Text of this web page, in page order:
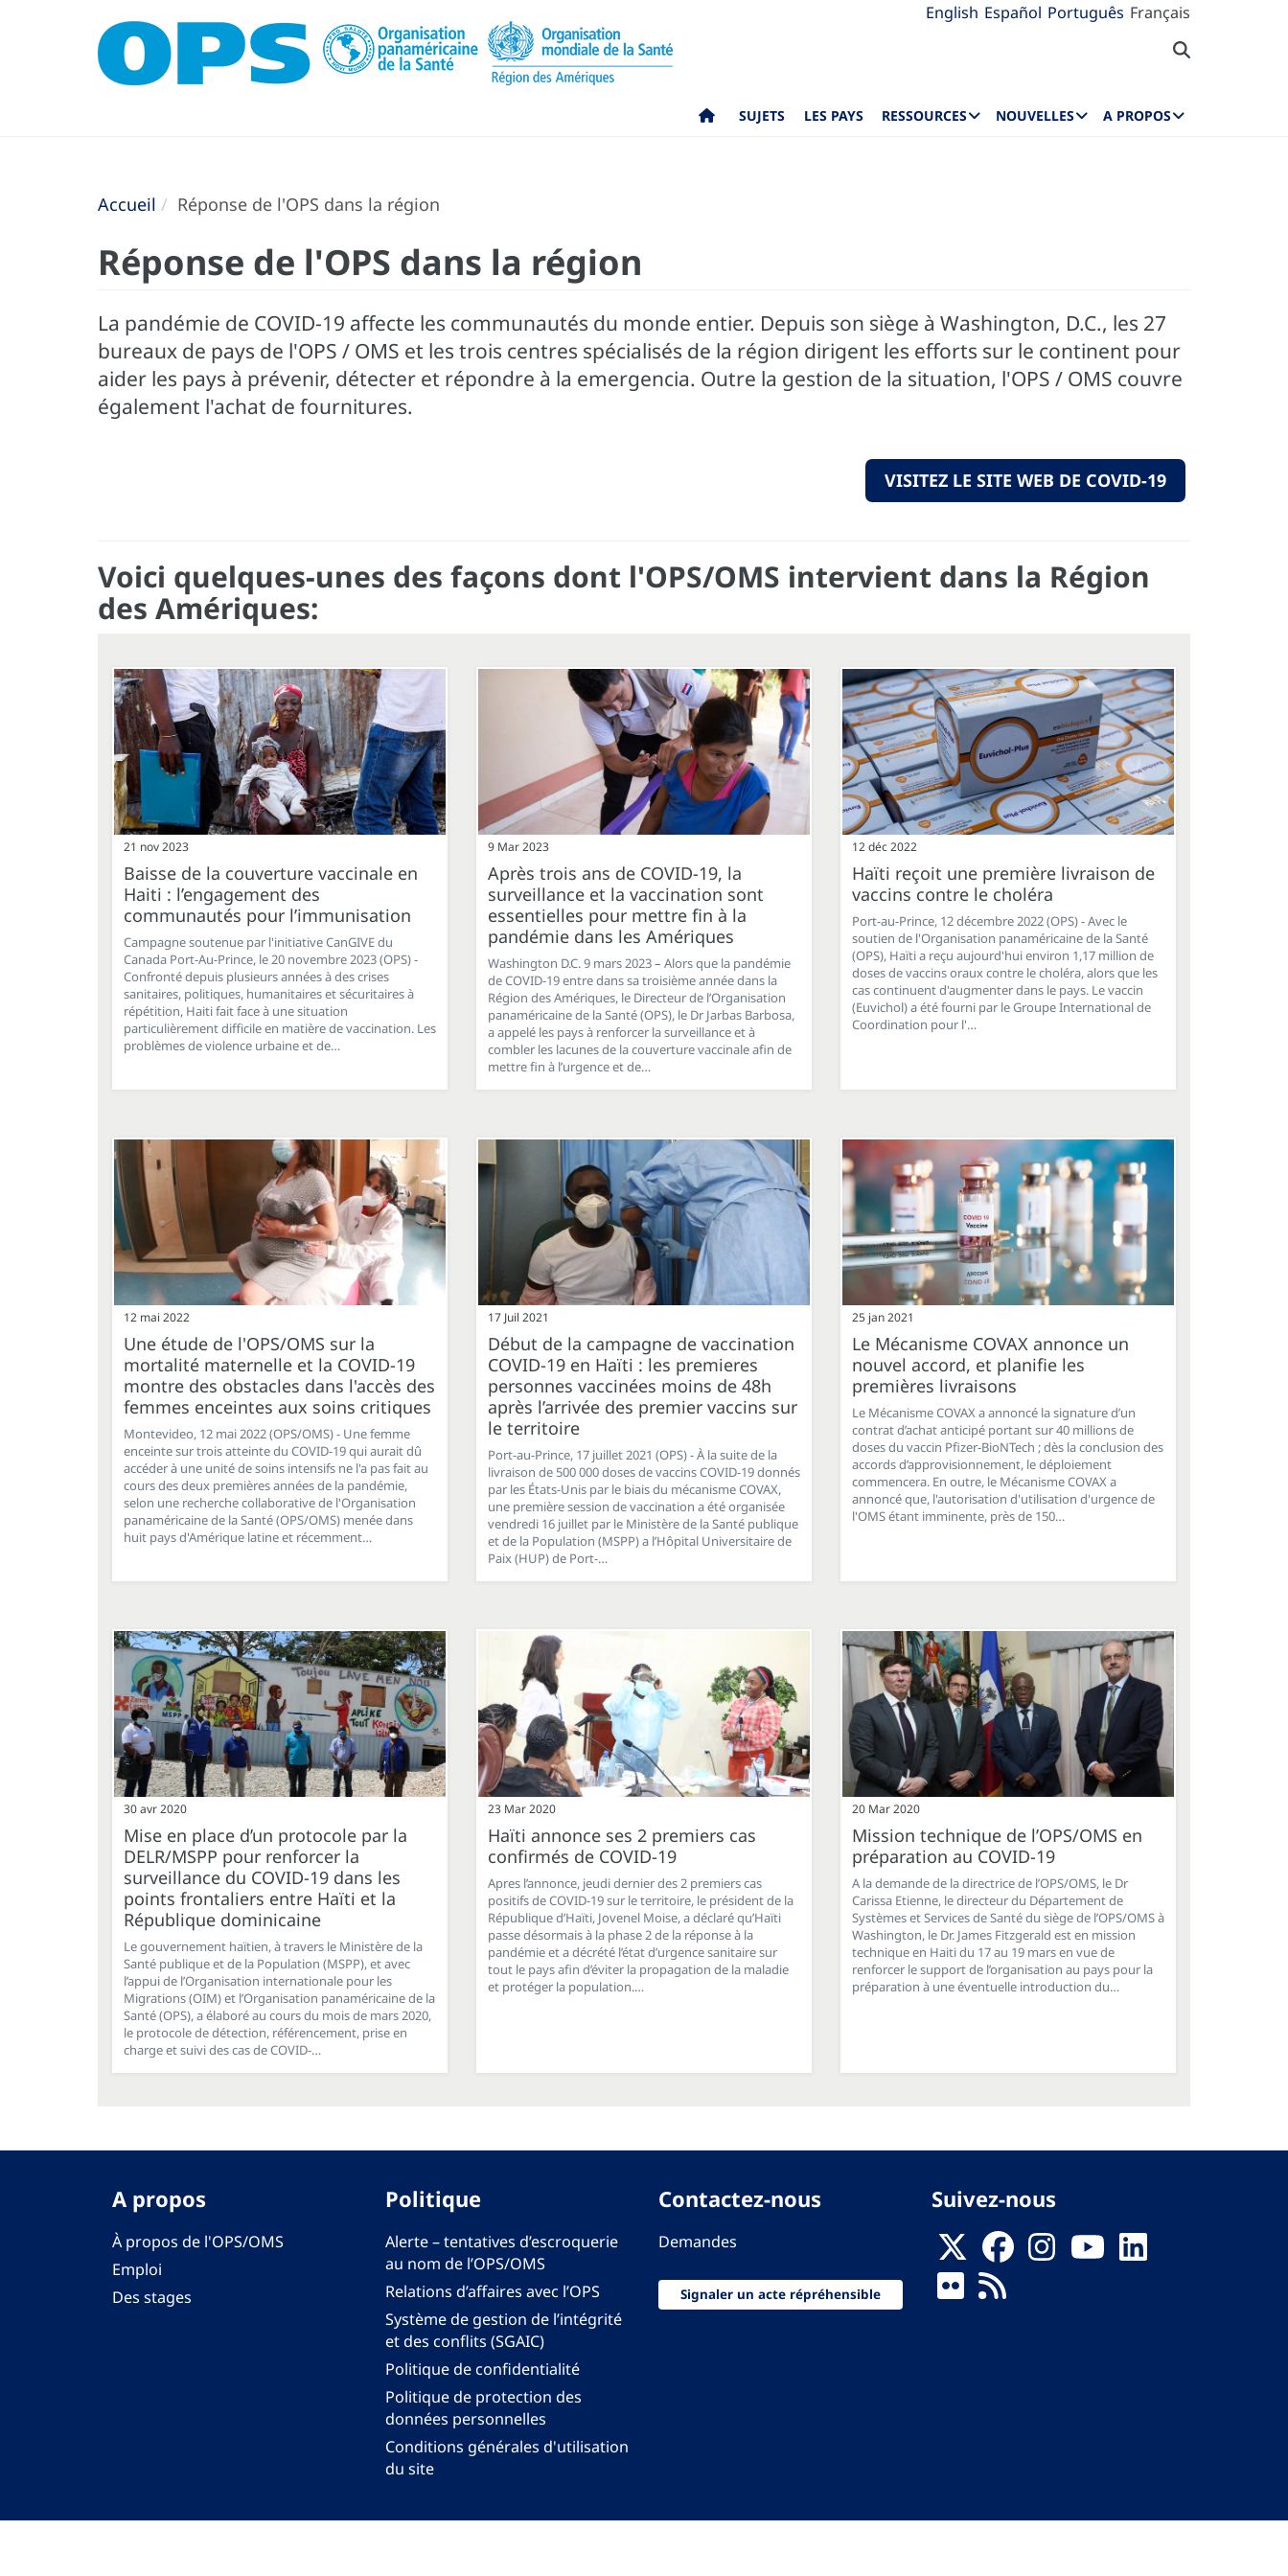
English Español Português Français
SUJETS LES PAYS RESSOURCES NOUVELLES A PROPOS
Accueil Réponse de l'OPS dans la région
Réponse de l'OPS dans la région
La pandémie de COVID-19 affecte les communautés du monde entier. Depuis son siège à Washington, D.C., les 27
bureaux de pays de l'OPS / OMS et les trois centres spécialisés de la région dirigent les efforts sur le continent pour
aider les pays à prévenir, détecter et répondre à la emergencia. Outre la gestion de la situation, l'OPS / OMS couvre
également l'achat de fournitures.
VISITEZ LE SITE WEB DE COVID-19
Voici quelques-unes des façons dont l'OPS/OMS intervient dans la Région
des Amériques:
21 nov 2023
Baisse de la couverture vaccinale en
Haiti : l’engagement des
communautés pour l’immunisation
Campagne soutenue par l'initiative CanGIVE du
Canada Port-Au-Prince, le 20 novembre 2023 (OPS) -
Confronté depuis plusieurs années à des crises
sanitaires, politiques, humanitaires et sécuritaires à
répétition, Haiti fait face à une situation
particulièrement difficile en matière de vaccination. Les
problèmes de violence urbaine et de…
9 Mar 2023
Après trois ans de COVID-19, la
surveillance et la vaccination sont
essentielles pour mettre fin à la
pandémie dans les Amériques
Washington D.C. 9 mars 2023 – Alors que la pandémie
de COVID-19 entre dans sa troisième année dans la
Région des Amériques, le Directeur de l’Organisation
panaméricaine de la Santé (OPS), le Dr Jarbas Barbosa,
a appelé les pays à renforcer la surveillance et à
combler les lacunes de la couverture vaccinale afin de
mettre fin à l’urgence et de…
12 déc 2022
Haïti reçoit une première livraison de
vaccins contre le choléra
Port-au-Prince, 12 décembre 2022 (OPS) - Avec le
soutien de l'Organisation panaméricaine de la Santé
(OPS), Haïti a reçu aujourd'hui environ 1,17 million de
doses de vaccins oraux contre le choléra, alors que les
cas continuent d'augmenter dans le pays. Le vaccin
(Euvichol) a été fourni par le Groupe International de
Coordination pour l'…
12 mai 2022
Une étude de l'OPS/OMS sur la
mortalité maternelle et la COVID-19
montre des obstacles dans l'accès des
femmes enceintes aux soins critiques
Montevideo, 12 mai 2022 (OPS/OMS) - Une femme
enceinte sur trois atteinte du COVID-19 qui aurait dû
accéder à une unité de soins intensifs ne l'a pas fait au
cours des deux premières années de la pandémie,
selon une recherche collaborative de l'Organisation
panaméricaine de la Santé (OPS/OMS) menée dans
huit pays d'Amérique latine et récemment…
17 Juil 2021
Début de la campagne de vaccination
COVID-19 en Haïti : les premieres
personnes vaccinées moins de 48h
après l’arrivée des premier vaccins sur
le territoire
Port-au-Prince, 17 juillet 2021 (OPS) - À la suite de la
livraison de 500 000 doses de vaccins COVID-19 donnés
par les États-Unis par le biais du mécanisme COVAX,
une première session de vaccination a été organisée
vendredi 16 juillet par le Ministère de la Santé publique
et de la Population (MSPP) a l’Hôpital Universitaire de
Paix (HUP) de Port-…
25 jan 2021
Le Mécanisme COVAX annonce un
nouvel accord, et planifie les
premières livraisons
Le Mécanisme COVAX a annoncé la signature d’un
contrat d’achat anticipé portant sur 40 millions de
doses du vaccin Pfizer-BioNTech ; dès la conclusion des
accords d’approvisionnement, le déploiement
commencera. En outre, le Mécanisme COVAX a
annoncé que, l'autorisation d'utilisation d'urgence de
l'OMS étant imminente, près de 150…
30 avr 2020
Mise en place d’un protocole par la
DELR/MSPP pour renforcer la
surveillance du COVID-19 dans les
points frontaliers entre Haïti et la
République dominicaine
Le gouvernement haïtien, à travers le Ministère de la
Santé publique et de la Population (MSPP), et avec
l’appui de l’Organisation internationale pour les
Migrations (OIM) et l’Organisation panaméricaine de la
Santé (OPS), a élaboré au cours du mois de mars 2020,
le protocole de détection, référencement, prise en
charge et suivi des cas de COVID-…
23 Mar 2020
Haïti annonce ses 2 premiers cas
confirmés de COVID-19
Apres l’annonce, jeudi dernier des 2 premiers cas
positifs de COVID-19 sur le territoire, le président de la
République d’Haïti, Jovenel Moise, a déclaré qu’Haïti
passe désormais à la phase 2 de la réponse à la
pandémie et a décrété l’état d’urgence sanitaire sur
tout le pays afin d’éviter la propagation de la maladie
et protéger la population.…
20 Mar 2020
Mission technique de l’OPS/OMS en
préparation au COVID-19
A la demande de la directrice de l’OPS/OMS, le Dr
Carissa Etienne, le directeur du Département de
Systèmes et Services de Santé du siège de l’OPS/OMS à
Washington, le Dr. James Fitzgerald est en mission
technique en Haiti du 17 au 19 mars en vue de
renforcer le support de l’organisation au pays pour la
préparation à une éventuelle introduction du…
A propos
À propos de l'OPS/OMS
Emploi
Des stages
Politique
Alerte – tentatives d’escroquerie
au nom de l’OPS/OMS
Relations d’affaires avec l’OPS
Système de gestion de l’intégrité
et des conflits (SGAIC)
Politique de confidentialité
Politique de protection des
données personnelles
Conditions générales d'utilisation
du site
Contactez-nous
Demandes
Signaler un acte répréhensible
Suivez-nous